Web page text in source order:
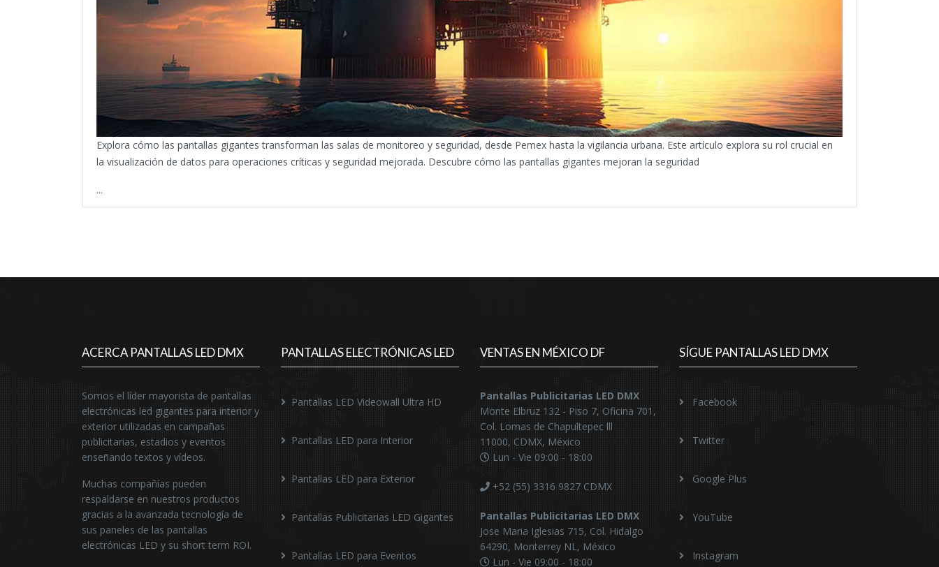
Explora cómo las pantallas gigantes transforman las salas de monitoreo y seguridad, desde Pemex hasta la vigilancia urbana. Este artículo explora su rol crucial en
la visualización de datos para operaciones críticas y seguridad mejorada. Descubre cómo las pantallas gigantes mejoran la seguridad
...
ACERCA PANTALLAS LED DMX
Somos el líder mayorista de pantallas
electrónicas led gigantes para interior y
exterior utilizadas en campañas
publicitarias, estadios y eventos
enseñando textos y vídeos.
Muchas compañías pueden
respaldarse en nuestros productos
gracias a la avanzada tecnología de
sus paneles de las pantallas
electrónicas LED y su short term ROI.
PANTALLAS ELECTRÓNICAS LED
Pantallas LED Videowall Ultra HD
Pantallas LED para Interior
Pantallas LED para Exterior
Pantallas Publicitarias LED Gigantes
Pantallas LED para Eventos
VENTAS EN MÉXICO DF
Pantallas Publicitarias LED DMX
Monte Elbruz 132 - Piso 7, Oficina 701,
Col. Lomas de Chapultepec lll
11000, CDMX, México
Lun - Vie 09:00 - 18:00
+52 (55) 3316 9827 CDMX
Pantallas Publicitarias LED DMX
Jose Maria Iglesias 715, Col. Hidalgo
64290, Monterrey NL, México
Lun - Vie 09:00 - 18:00
SÍGUE PANTALLAS LED DMX
Facebook
Twitter
Google Plus
YouTube
Instagram